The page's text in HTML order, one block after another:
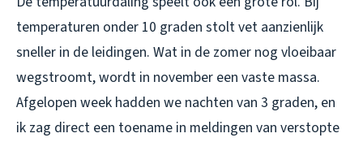
temperaturen onder 10 graden stolt vet aanzienlijk
sneller in de leidingen. Wat in de zomer nog vloeibaar
wegstroomt, wordt in november een vaste massa.
Afgelopen week hadden we nachten van 3 graden, en
ik zag direct een toename in meldingen van verstopte